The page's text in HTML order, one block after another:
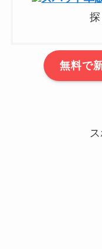
探
無料で